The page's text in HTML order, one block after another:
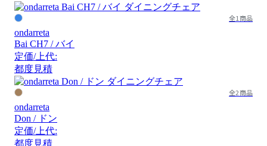
全1商品
ondarreta
Bai CH7 / バイ
定価/上代:
都度見積
全2商品
ondarreta
Don / ドン
定価/上代:
都度見積